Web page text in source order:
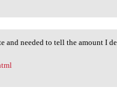
and needed to tell the amount I